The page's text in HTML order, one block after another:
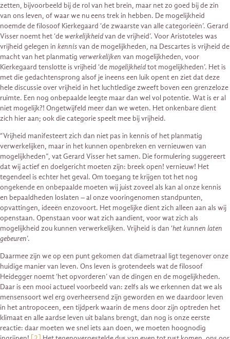
zetten, bijvoorbeeld bij de rol van het brein, maar net zo goed bij de zin
van ons leven, of waar we nu eens trek in hebben. De mogelijkheid
noemde de filosoof Kierkegaard ‘de zwaarste van alle categorieën’. Gerard
Visser noemt het ‘dewerkelijkheidvan de vrijheid’. Voor Aristoteles was
vrijheid gelegen in kennisvan de mogelijkheden, na Descartes is vrijheid de
macht van het planmatig verwerkelijken van mogelijkheden, voor
Kierkegaard tenslotte is vrijheid ‘demogelijkheidtot mogelijkheden’. Het is
met die gedachtensprong alsof je ineens een luik opent en ziet dat deze
hele discussie over vrijheid in het luchtledige zweeft boven een grenzeloze
ruimte. Een nog onbepaalde leegte maar dan wel vol potentie. Wat is er al
niet mogelijk?! Ongetwijfeld meer dan we weten. Het onkenbare dient
zich hier aan; ook die categorie speelt mee bij vrijheid.
“Vrijheid manifesteert zich dan niet pas in kennis of het planmatig
verwerkelijken, maar in het kunnen openbreken en vernieuwen van
mogelijkheden”, vat Gerard Visser het samen. Die formulering suggereert
dat wij actief en doelgericht moeten zijn: breek open! vernieuw! Het
tegendeel is echter het geval. Om toegang te krijgen tot het nog
ongekende en onbepaalde moeten wij juist zoveel als kan al onze kennis
en bepaaldheden loslaten – al onze vooringenomen standpunten,
opvattingen, ideeën enzovoort. Het mogelijke dient zich alleen aan als wij
openstaan. Openstaan voor wat zich aandient, voor wat zich als
mogelijkheid zou kunnen verwerkelijken. Vrijheid is dan ‘het kunnen laten
gebeuren’.
Daarmee zijn we op een punt gekomen dat diametraal ligt tegenover onze
huidige manier van leven. Ons leven is grotendeels wat de filosoof
Heidegger noemt ‘het opvorderen’ van de dingen en de mogelijkheden.
Daar is een mooi actueel voorbeeld van: zelfs als we erkennen dat we als
mensensoort wel erg overheersend zijn geworden en we daardoor leven
in het antropoceen, een tijdperk waarin de mens door zijn optreden het
klimaat en alle aardse leven uit balans brengt, dan nog is onze eerste
reactie: daar moeten we snel iets aan doen, we moeten hoognodig